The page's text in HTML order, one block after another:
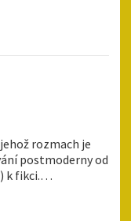
rozmach je
postmoderny od
k fikci.…